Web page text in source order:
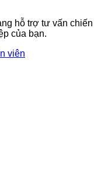
hỗ trợ tư vấn chiến
của bạn.
viên